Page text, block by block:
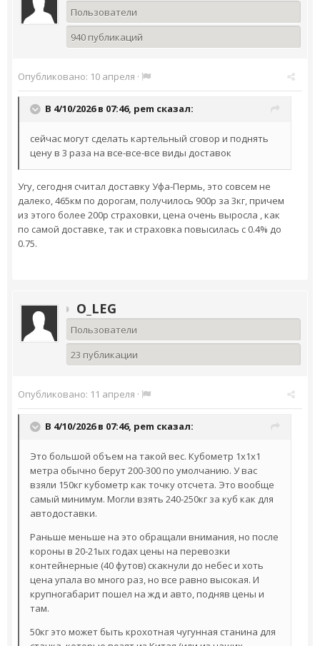
Пользователи
940 публикаций
Опубликовано: 10 апреля ·
В 4/10/2026 в 07:46, pem сказал:
сейчас могут сделать картельный сговор и поднять
цену в 3 раза на все-все-все виды доставок
Угу, сегодня считал доставку Уфа-Пермь, это совсем не
далеко, 465км по дорогам, получилось 900р за 3кг, причем
из этого более 200р страховки, цена очень выросла , как
по самой доставке, так и страховка повысилась с 0.4% до
0.75.
O_LEG
Пользователи
23 публикации
Опубликовано: 11 апреля ·
В 4/10/2026 в 07:46, pem сказал:
Это большой объем на такой вес. Кубометр 1х1х1
метра обычно берут 200-300 по умолчанию. У вас
взяли 150кг кубометр как точку отсчета. Это вообще
самый минимум. Могли взять 240-250кг за куб как для
автодоставки.
Раньше меньше на это обращали внимания, но после
короны в 20-21ых годах цены на перевозки
контейнерные (40 футов) скакнули до небес и хоть
цена упала во много раз, но все равно высокая. И
крупногабарит пошел на жд и авто, подняв цены и
там.
50кг это может быть крохотная чугунная станина для